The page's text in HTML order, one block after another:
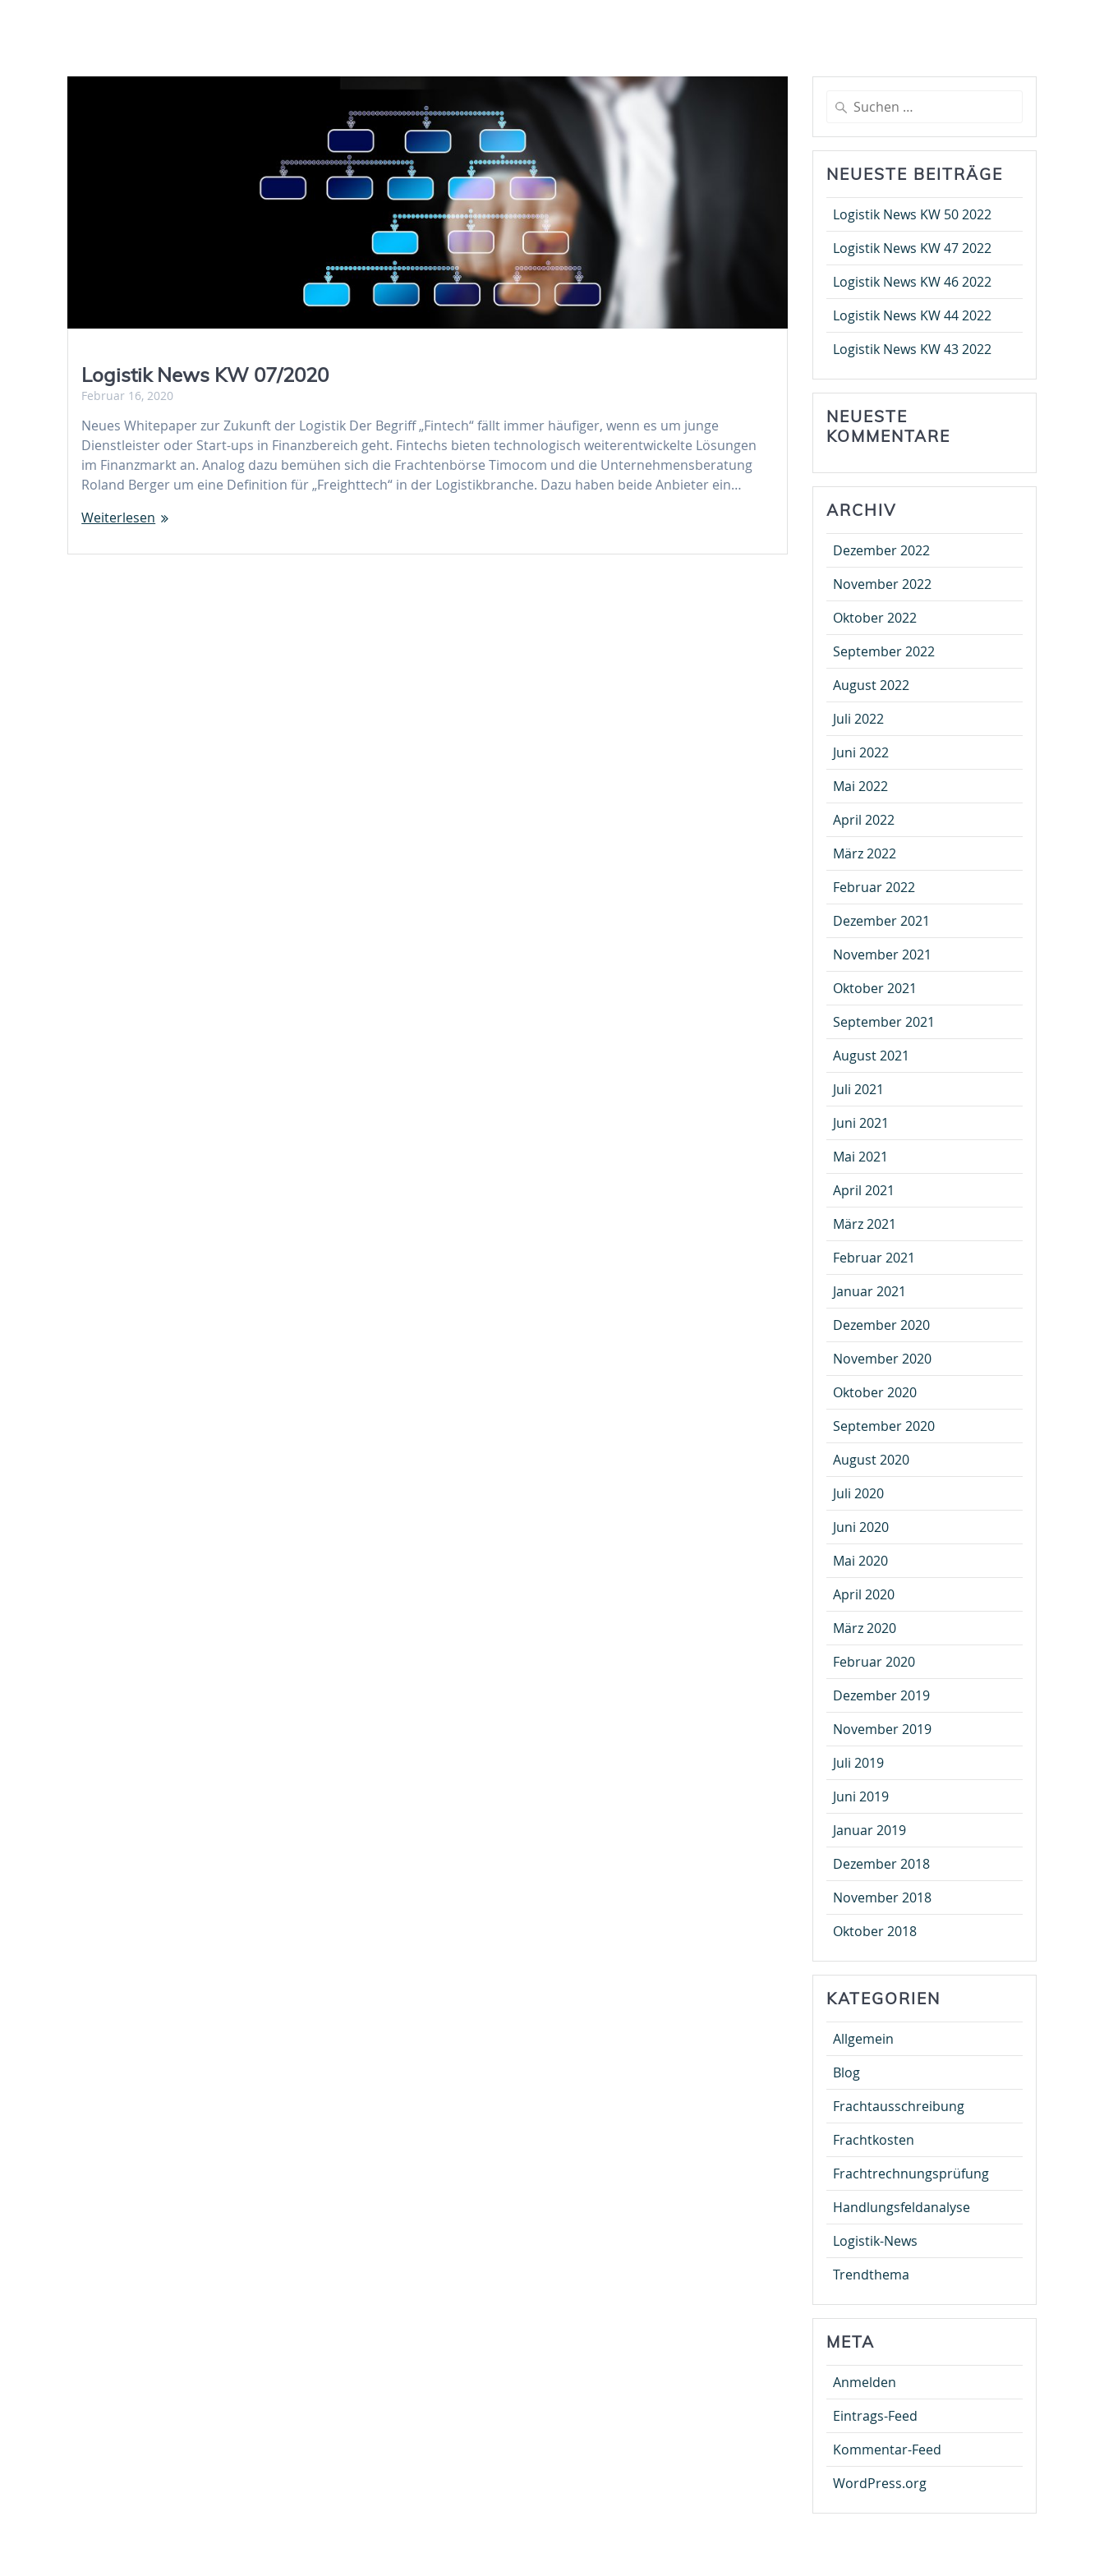
Logistik News KW 07/2020
Februar 16, 2020
Neues Whitepaper zur Zukunft der Logistik Der Begriff „Fintech“ fällt immer häufiger, wenn es um junge
Dienstleister oder Start-ups in Finanzbereich geht. Fintechs bieten technologisch weiterentwickelte Lösungen
im Finanzmarkt an. Analog dazu bemühen sich die Frachtenbörse Timocom und die Unternehmensberatung
Roland Berger um eine Definition für „Freighttech“ in der Logistikbranche. Dazu haben beide Anbieter ein…
Weiterlesen
Suche
nach:
NEUESTE BEITRÄGE
Logistik News KW 50 2022
Logistik News KW 47 2022
Logistik News KW 46 2022
Logistik News KW 44 2022
Logistik News KW 43 2022
NEUESTE
KOMMENTARE
ARCHIV
Dezember 2022
November 2022
Oktober 2022
September 2022
August 2022
Juli 2022
Juni 2022
Mai 2022
April 2022
März 2022
Februar 2022
Dezember 2021
November 2021
Oktober 2021
September 2021
August 2021
Juli 2021
Juni 2021
Mai 2021
April 2021
März 2021
Februar 2021
Januar 2021
Dezember 2020
November 2020
Oktober 2020
September 2020
August 2020
Juli 2020
Juni 2020
Mai 2020
April 2020
März 2020
Februar 2020
Dezember 2019
November 2019
Juli 2019
Juni 2019
Januar 2019
Dezember 2018
November 2018
Oktober 2018
KATEGORIEN
Allgemein
Blog
Frachtausschreibung
Frachtkosten
Frachtrechnungsprüfung
Handlungsfeldanalyse
Logistik-News
Trendthema
META
Anmelden
Eintrags-Feed
Kommentar-Feed
WordPress.org